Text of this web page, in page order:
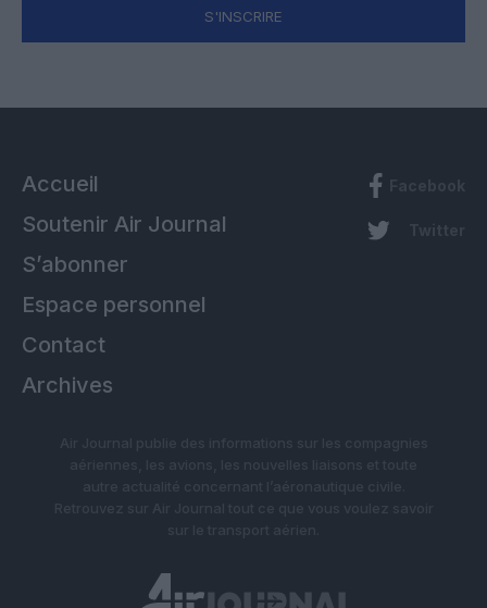
S'INSCRIRE
Accueil
Soutenir Air Journal
S’abonner
Espace personnel
Contact
Archives